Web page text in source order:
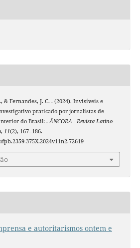
& Fernandes, J. C. . (2024). Invisíveis e
praticado por jornalistas de
do Brasil: .ÂNCORA - Revista Latino-
, 11(2), 167–186.
375X.2024v11n2.72619
e autoritarismos ontem e